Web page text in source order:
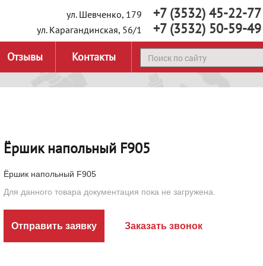
ул. Шевченко, 179 +7 (3532) 45-22-77
ул. Карагандинская, 56/1 +7 (3532) 50-59-49
Отзывы Контакты
Ёршик напольный F905
Ёршик напольный F905
Для данного товара документация пока не загружена.
Отправить заявку Заказать звонок